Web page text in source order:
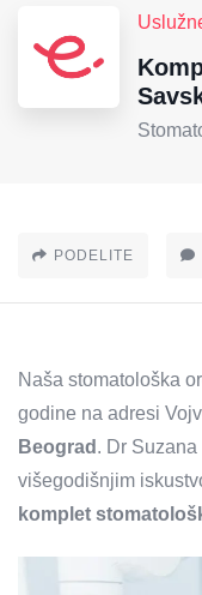
PODELITE
Naša stomatološka
godine na adresi
Beograd . Dr
višegodišnjim
komplet